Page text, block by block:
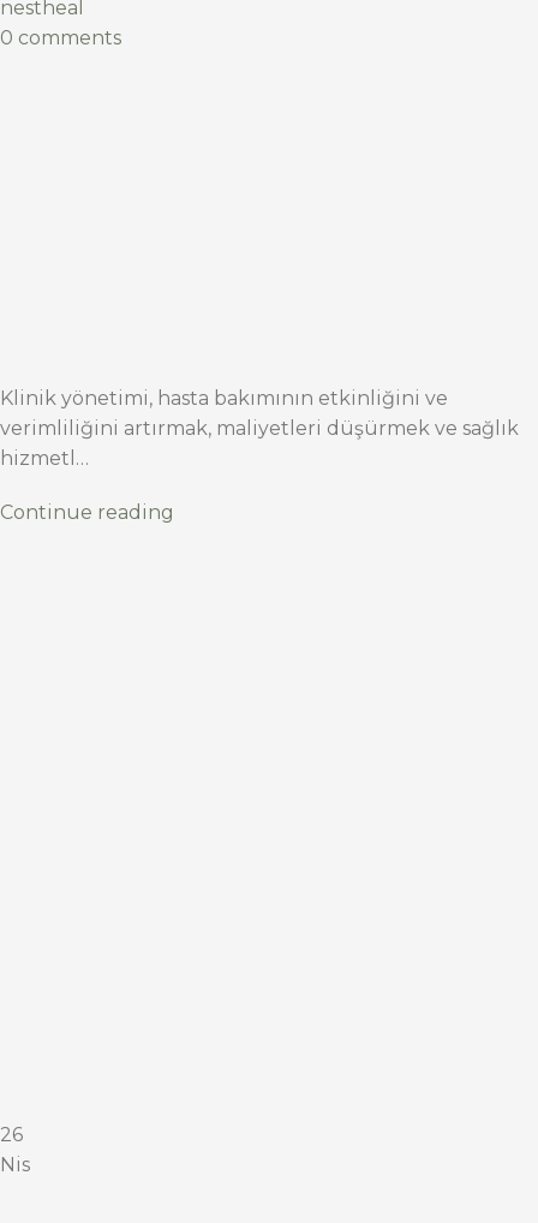
nestheal
0 comments
Klinik yönetimi, hasta bakımının etkinliğini ve
verimliliğini artırmak, maliyetleri düşürmek ve sağlık
hizmetl…
Continue reading
26
Nis